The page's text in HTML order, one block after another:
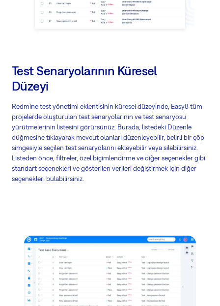
Test Senaryolarının Küresel
Düzeyi
Redmine test yönetimi eklentisinin küresel düzeyinde, Easy8 tüm
projelerde oluşturulan test senaryolarının ve test senaryosu
yürütmelerinin listesini görürsünüz. Burada, listedeki Düzenle
düğmesine tıklayarak mevcut olanları düzenleyebilir, belirli bir çöp
simgesiyle seçilen test senaryolarını ekleyebilir veya silebilirsiniz.
Listeden önce, filtreler, özel biçimlendirme ve diğer seçenekler gibi
standart seçenekleri ve gösterilen verileri değiştirmek için diğer
seçenekleri bulabilirsiniz.